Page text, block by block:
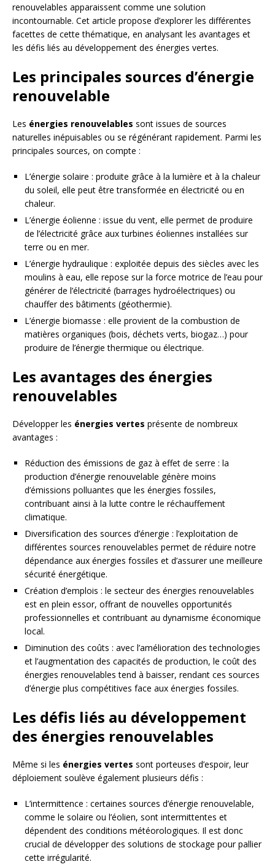
renouvelables apparaissent comme une solution
incontournable. Cet article propose d’explorer les différentes
facettes de cette thématique, en analysant les avantages et
les défis liés au développement des énergies vertes.
Les principales sources d’énergie
renouvelable
Les énergies renouvelables sont issues de sources
naturelles inépuisables ou se régénérant rapidement. Parmi les
principales sources, on compte :
L’énergie solaire : produite grâce à la lumière et à la chaleur
du soleil, elle peut être transformée en électricité ou en
chaleur.
L’énergie éolienne : issue du vent, elle permet de produire
de l’électricité grâce aux turbines éoliennes installées sur
terre ou en mer.
L’énergie hydraulique : exploitée depuis des siècles avec les
moulins à eau, elle repose sur la force motrice de l’eau pour
générer de l’électricité (barrages hydroélectriques) ou
chauffer des bâtiments (géothermie).
L’énergie biomasse : elle provient de la combustion de
matières organiques (bois, déchets verts, biogaz…) pour
produire de l’énergie thermique ou électrique.
Les avantages des énergies
renouvelables
Développer les énergies vertes présente de nombreux
avantages :
Réduction des émissions de gaz à effet de serre : la
production d’énergie renouvelable génère moins
d’émissions polluantes que les énergies fossiles,
contribuant ainsi à la lutte contre le réchauffement
climatique.
Diversification des sources d’énergie : l’exploitation de
différentes sources renouvelables permet de réduire notre
dépendance aux énergies fossiles et d’assurer une meilleure
sécurité énergétique.
Création d’emplois : le secteur des énergies renouvelables
est en plein essor, offrant de nouvelles opportunités
professionnelles et contribuant au dynamisme économique
local.
Diminution des coûts : avec l’amélioration des technologies
et l’augmentation des capacités de production, le coût des
énergies renouvelables tend à baisser, rendant ces sources
d’énergie plus compétitives face aux énergies fossiles.
Les défis liés au développement
des énergies renouvelables
Même si les énergies vertes sont porteuses d’espoir, leur
déploiement soulève également plusieurs défis :
L’intermittence : certaines sources d’énergie renouvelable,
comme le solaire ou l’éolien, sont intermittentes et
dépendent des conditions météorologiques. Il est donc
crucial de développer des solutions de stockage pour pallier
cette irrégularité.